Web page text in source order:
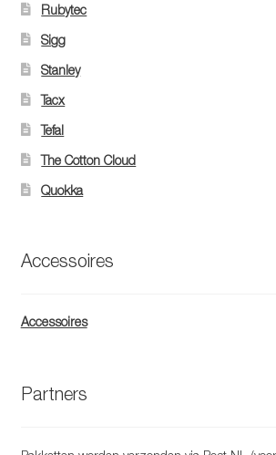
Rubytec
Sigg
Stanley
Tacx
Tefal
The Cotton Cloud
Quokka
Accessoires
Accessoires
Partners